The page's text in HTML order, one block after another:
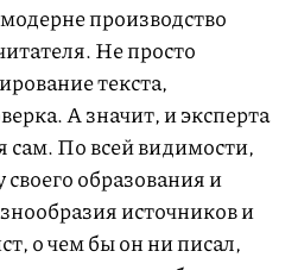
производство
Не просто
текста,
А значит, и эксперта
сам. По всей видимости,
образования и
источников и
о чем бы он ни писал,